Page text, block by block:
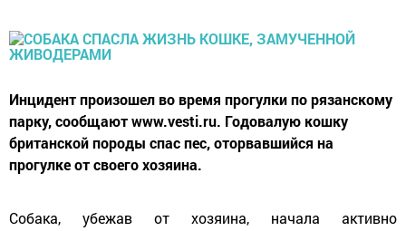
Инцидент произошел во время прогулки по рязанскому
парку, сообщают www.vesti.ru. Годовалую кошку
британской породы спас пес, оторвавшийся на
прогулке от своего хозяина.
Собака, убежав от хозяина, начала активно